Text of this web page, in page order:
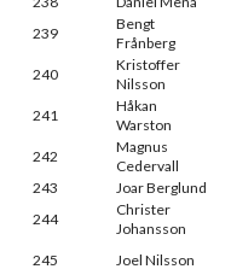
239
Bengt
Frånberg
240
Kristoffer
Nilsson
241
Håkan
Warston
242
Magnus
Cedervall
243
Joar Berglund
244
Christer
Johansson
245 Joel Nilsson